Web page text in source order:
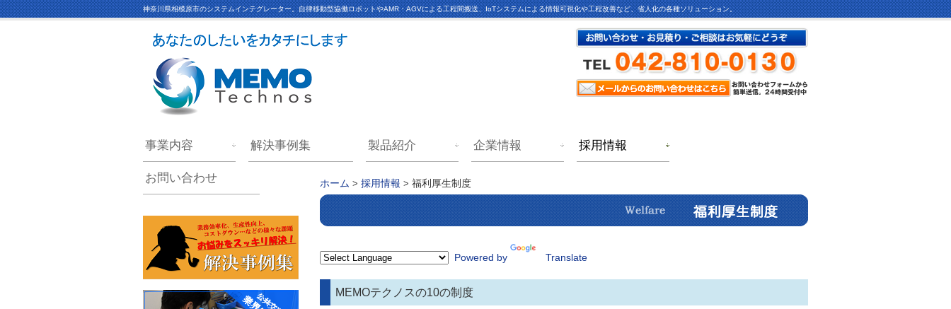
神奈川県相模原市のシステムインテグレーター。自律移動型協働ロボットやAMR・AGVによる工程間搬送、IoTシステムによる情報可視化や工程改善など、省人化の各種ソリューション。
事業内容 解決事例集 製品紹介 企業情報 採用情報
お問い合わせ ホーム > 採用情報 > 福利厚生制度
Powered by Translate
MEMOテクノスの10の制度